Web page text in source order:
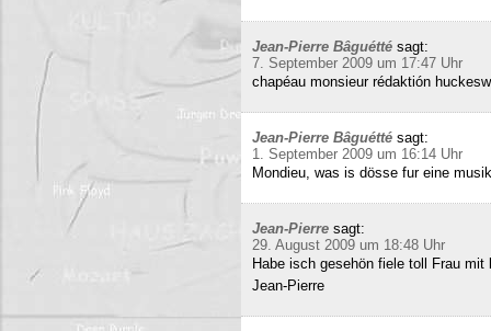
Jean-Pierre Bâguétté sagt:
7. September 2009 um 17:47 Uhr
chapéau monsieur rédaktión
Jean-Pierre Bâguétté sagt:
1. September 2009 um 16:14 Uhr
Mondieu, was is dösse fur eine
Jean-Pierre sagt:
29. August 2009 um 18:48 Uhr
Habe isch gesehön fiele toll Frau
Jean-Pierre